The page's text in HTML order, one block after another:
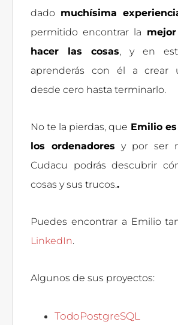
dado muchísima
permitido encontrar la
hacer las cosas, y en
aprenderás con él a crear
desde cero hasta terminarlo.
No te la pierdas, que Emilio
los ordenadores y por ser
Cudacu podrás descubrir
cosas y sus trucos..
Puedes encontrar a Emilio
LinkedIn.
Algunos de sus proyectos:
TodoPostgreSQL